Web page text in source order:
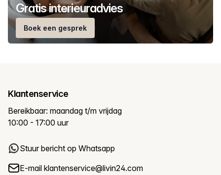
Gratis interieuradvies
Boek een gesprek
Klantenservice
Bereikbaar: maandag t/m vrijdag
10:00 - 17:00 uur
Stuur bericht op Whatsapp
E-mail klantenservice@livin24.com